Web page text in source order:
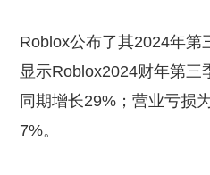
Roblox公布了其2024年第
显示Roblox2024财年第三
同期增长29%；营业亏损
7%。